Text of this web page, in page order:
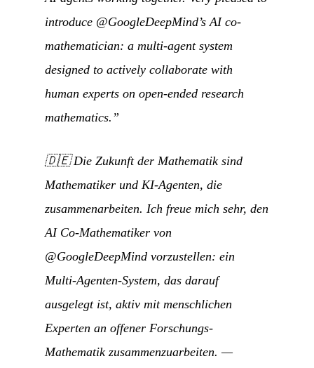
introduce @GoogleDeepMind’s AI co-
mathematician: a multi-agent system
designed to actively collaborate with
human experts on open-ended research
mathematics.”
🇩🇪Die Zukunft der Mathematik sind
Mathematiker und KI-Agenten, die
zusammenarbeiten. Ich freue mich sehr, den
AI Co-Mathematiker von
@GoogleDeepMind vorzustellen: ein
Multi-Agenten-System, das darauf
ausgelegt ist, aktiv mit menschlichen
Experten an offener Forschungs-
Mathematik zusammenzuarbeiten. —